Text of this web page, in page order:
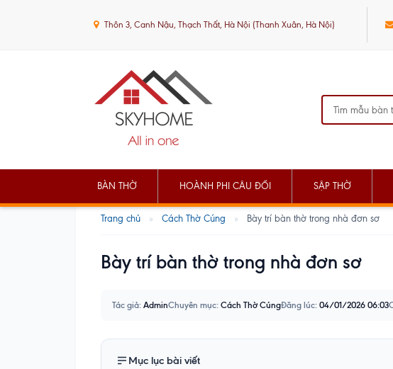
Thôn 3, Canh Nậu, Thạch Thất, Hà Nội (Thanh Xuân, Hà Nội)
BÀN THỜ HOÀNH PHI CÂU ĐỐI SẬP THỜ
Trang chủ » Cách Thờ Cúng » Bày trí bàn thờ trong nhà đơn sơ
Bày trí bàn thờ trong nhà đơn sơ
Tác giả: AdminChuyên mục: Cách Thờ CúngĐăng lúc: 04/01/2026 06:03
Mục lục bài viết